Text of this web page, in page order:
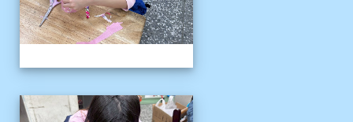
客語冬令營